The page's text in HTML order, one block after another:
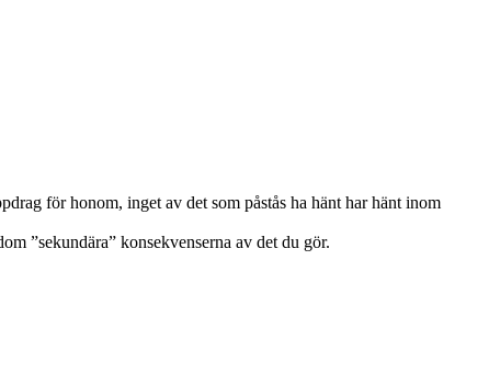
för honom, inget av det som påstås ha hänt har hänt inom
”sekundära” konsekvenserna av det du gör.